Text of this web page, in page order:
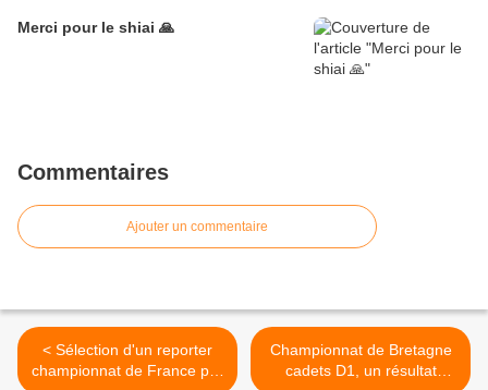
Merci pour le shiai 🙏
Commentaires
Ajouter un commentaire
< Sélection d'un reporter
championnat de France par
Championnat de Bretagne
cadets D1, un résultat